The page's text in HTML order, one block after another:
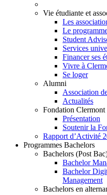
Vie étudiante et
Les
Le
Student
Services
Financer ses
Vivre à
Se loger
Alumni
Association
Actualités
Fondation
Présentation
Soutenir la
Rapport d’Activité
Programmes Bachelors
Bachelors (Post
Bachelor
Bachelor
Management
Bachelors en